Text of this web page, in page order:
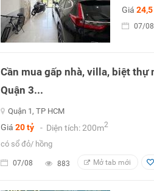
Giá
07/08
Cần mua gấp nhà, villa, biệt
Quận 3...
Quận 1, TP HCM
Giá 20 tỷ - Diện tích: 200m2
có sổ đỏ/ hồng
07/08 883 Mở tab mới